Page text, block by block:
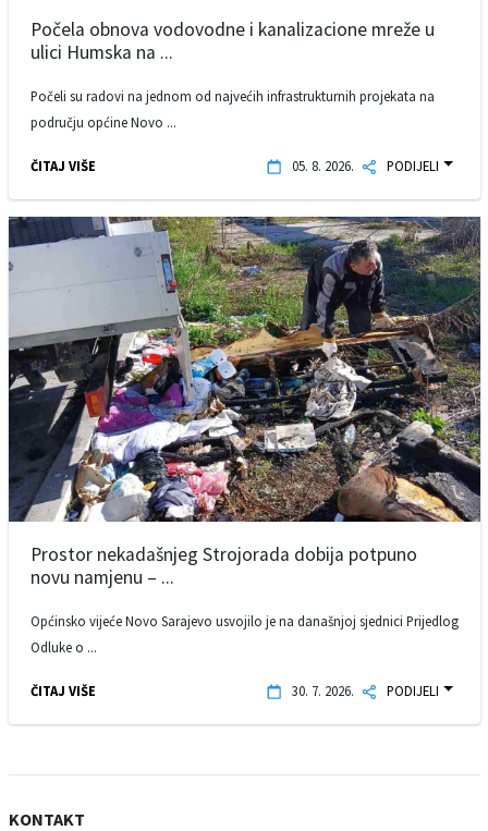
Počela obnova vodovodne i kanalizacione mreže u
ulici Humska na ...
Počeli su radovi na jednom od najvećih infrastrukturnih projekata na
području općine Novo ...
ČITAJ VIŠE 05. 8. 2026. PODIJELI
Prostor nekadašnjeg Strojorada dobija potpuno
novu namjenu – ...
Općinsko vijeće Novo Sarajevo usvojilo je na današnjoj sjednici Prijedlog
Odluke o ...
ČITAJ VIŠE 30. 7. 2026. PODIJELI
KONTAKT